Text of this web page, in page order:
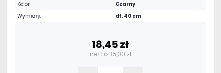
Kolor:
Czarny
Wymiary:
dł. 40 cm
18,45 zł
netto: 15,00 zł